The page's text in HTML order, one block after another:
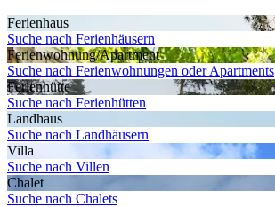
Ferienhaus
Suche nach Ferienhäusern
Ferienwohnung/Apartment
Suche nach Ferienwohnungen oder Apartments
Ferienhütte
Suche nach Ferienhütten
Landhaus
Suche nach Landhäusern
Villa
Suche nach Villen
Chalet
Suche nach Chalets